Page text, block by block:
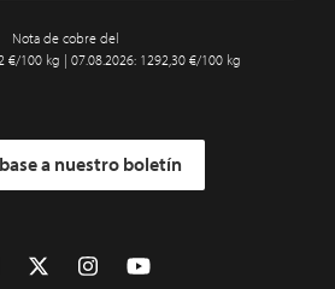
Nota de cobre del
€/100 kg | 07.08.2026: 1292,30 €/100 kg
a nuestro boletín